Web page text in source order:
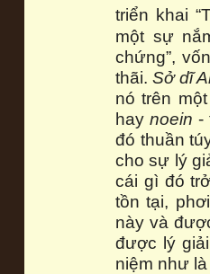
triển khai
một sự
chứng”,
thãi.Sở dĩ
nó trên
haynoein -
đó thuần
cho sự lý
cái gì đó
tồn tại,
này và
được lý
niệm như là